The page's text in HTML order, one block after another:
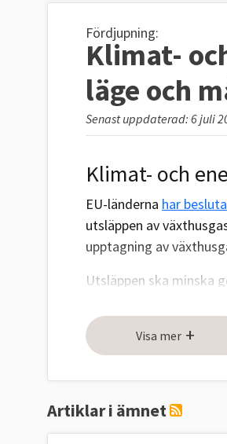
Fördjupning:
Klimat-
läge och
Senast uppdaterad: 6 juli
Klimat- och
EU-länderna har
utsläppen av
upptagning av
Utsläppen ska minska
(LULUCF).
Utsläppsminskningar
inga nationella mål för
upptaget av
Visa mer +
Artiklar i ämnet